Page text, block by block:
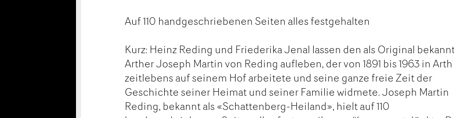
Auf 110 handgeschriebenen Seiten alles festgehalten
Kurz: Heinz Reding und Friederika Jenal lassen den als Original
Arther Joseph Martin von Reding aufleben, der von 1891 bis 1963 in Arth
zeitlebens auf seinem Hof arbeitete und seine ganze freie Zeit der
Geschichte seiner Heimat und seiner Familie widmete. Joseph Martin
Reding, bekannt als «Schattenberg-Heiland», hielt auf 110